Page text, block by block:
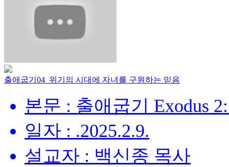
출애굽기04_위기의 시대에 자녀를 구원하는 믿음
본문 : 출애굽기 Exodus
일자 : .2025.2.9.
설교자 : 백신종 목사